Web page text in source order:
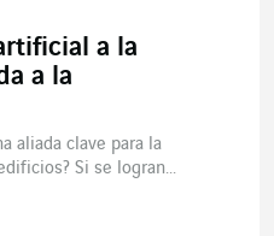
a la
a la
aliada clave para la
Si se logran...